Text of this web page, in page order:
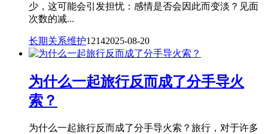
少，这可能会引发担忧：感情是否会因此而变淡？见面
次数的减...
长期关系维护12142025-08-20
为什么一起旅行反而成了分手导火
索？
为什么一起旅行反而成了分手导火索？旅行，对于许多